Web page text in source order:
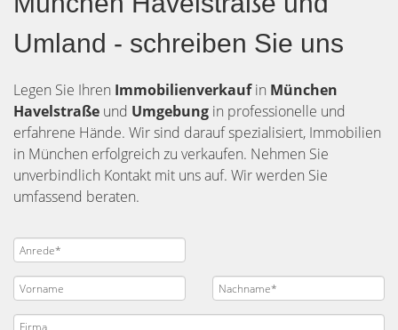
Umland - schreiben Sie uns
Legen Sie Ihren Immobilienverkaufin München
Havelstraße und Umgebung in professionelle und
erfahrene Hände. Wir sind darauf spezialisiert, Immobilien
in München erfolgreich zu verkaufen. Nehmen Sie
unverbindlich Kontakt mit uns auf. Wir werden Sie
umfassend beraten.